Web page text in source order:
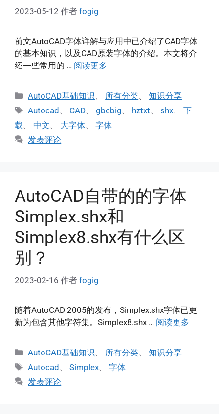
2023-05-12 作者 fogig
前文AutoCAD字体详解与应用中已介绍了CAD字体
的基本知识，以及CAD原装字体的介绍。本文将介
绍一些常用的 … 阅读更多
分
类
AutoCAD基础知识、 所有分类、知识分享
标
签
Autocad 、 CAD、gbcbig、 hztxt、shx、下
载、 中文、 大字体、 字体
发表评论
AutoCAD自带的的字体
Simplex.shx和
Simplex8.shx有什么区
别？
2023-02-16 作者 fogig
随着AutoCAD 2005的发布，Simplex.shx字体已更
新为包含其他字符集。Simplex8.shx … 阅读更多
分
类
AutoCAD基础知识 、 所有分类、知识分享
标
签
Autocad、Simplex、字体
发表评论